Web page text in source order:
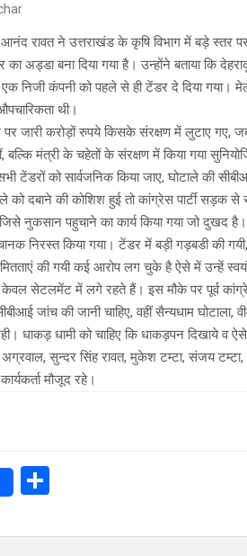
आनंद रावत ने उत्तराखंड के कृषि विभाग में बड़े स्तर
अड्डा बना दिया गया है। उन्होंने बताया कि
निजी कंपनी को पहले से ही टेंडर दे दिया
थी।
पर जारी करोड़ों रुपये किसके संरक्षण में लुटाए
मंत्री के चहेतों के संरक्षण में किया गया
टेंडरों को सार्वजनिक किया जाए, घोटाले की
को दबाने की कोशिश हुई तो कांग्रेस पार्टी
नुकसान पहुचाने का कार्य किया गया जो दुखद
निरस्त किया गया। टेंडर में बड़ी गड़बडी की गयी,
की गयी कई आरोप लग चुके है ऐसे में उन्हें स्वयं
केवल सेटलमेंट में लगे रहते हैं। इस मौके पर पूर्व
जांच की जानी चाहिए, वहीं सैन्यधाम
धाकड़ धामी को चाहिए कि धाकड़पन दिखाये व
सुन्दर सिंह रावत, मुकेश टम्टा, संजय टम्टा,
मौजूद रहे।
ar